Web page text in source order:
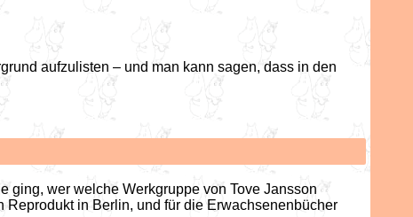
aufzulisten – und man kann sagen, dass in den
ging, wer welche Werkgruppe von Tove Jansson
in Berlin, und für die Erwachsenenbücher